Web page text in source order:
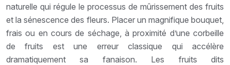
naturelle qui régule le processus de mûrissement des fruits
et la sénescence des fleurs. Placer un magnifique bouquet,
frais ou en cours de séchage, à proximité d’une corbeille
de fruits est une erreur classique qui accélère
dramatiquement sa fanaison. Les fruits dits